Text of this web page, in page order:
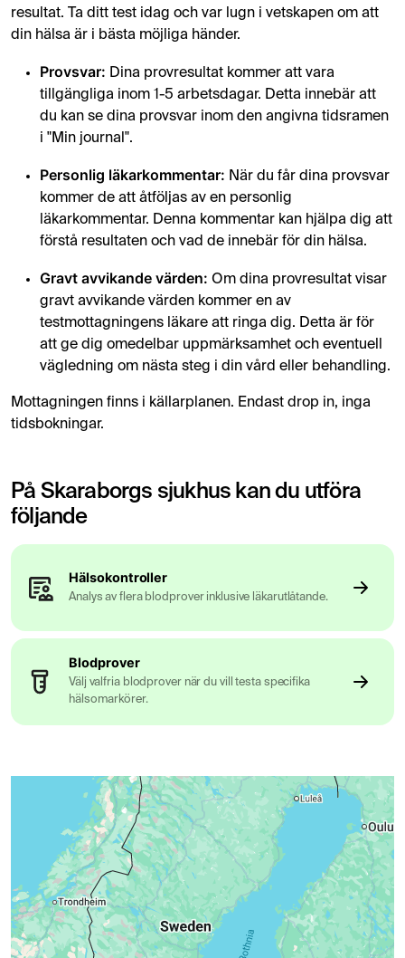
resultat. Ta ditt test idag och var lugn i vetskapen om att
din hälsa är i bästa möjliga händer.
Provsvar: Dina provresultat kommer att vara
tillgängliga inom 1-5 arbetsdagar. Detta innebär att
du kan se dina provsvar inom den angivna tidsramen
i "Min journal".
Personlig läkarkommentar: När du får dina provsvar
kommer de att åtföljas av en personlig
läkarkommentar. Denna kommentar kan hjälpa dig att
förstå resultaten och vad de innebär för din hälsa.
Gravt avvikande värden: Om dina provresultat visar
gravt avvikande värden kommer en av
testmottagningens läkare att ringa dig. Detta är för
att ge dig omedelbar uppmärksamhet och eventuell
vägledning om nästa steg i din vård eller behandling.
Mottagningen finns i källarplanen. Endast drop in, inga
tidsbokningar.
På Skaraborgs sjukhus kan du utföra
följande
Hälsokontroller
Analys av flera blodprover inklusive läkarutlåtande.
Blodprover
Välj valfria blodprover när du vill testa specifika
hälsomarkörer.